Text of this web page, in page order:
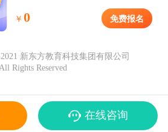
￥ 0 免费报名
新东方教育科技集团有限公司
All Rights Reserved
在线咨询